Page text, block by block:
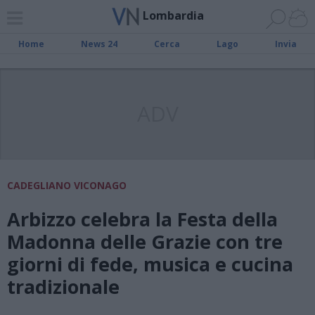
Lombardia
Home News 24 Cerca Lago Invia
CADEGLIANO VICONAGO
Arbizzo celebra la Festa della
Madonna delle Grazie con tre
giorni di fede, musica e cucina
tradizionale